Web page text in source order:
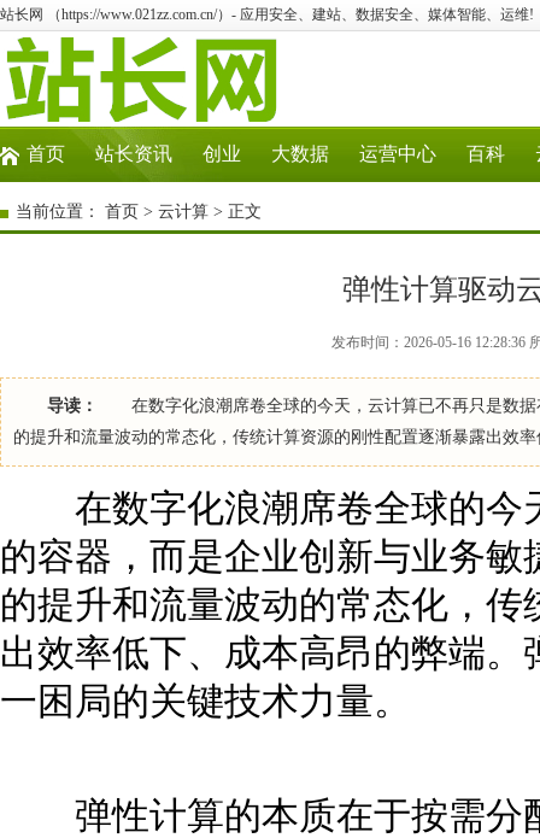
站长网 （https://www.021zz.com.cn/）- 应用安全、建站、数据安全、媒体智能、运维!
首页 站长资讯 创业 大数据 运营中心 百科
当前位置： 首页 > 云计算 > 正文
弹性计算驱动
发布时间：2026-05-16 12:28:36
导读：
在数字化浪潮席卷全球的今天，云计算已不再只是数据
的提升和流量波动的常态化，传统计算资源的刚性配置逐渐暴露出效
在数字化浪潮席卷全球的今
的容器，而是企业创新与业务
的提升和流量波动的常态化，
出效率低下、成本高昂的弊端
一困局的关键技术力量。
弹性计算的本质在于按需分